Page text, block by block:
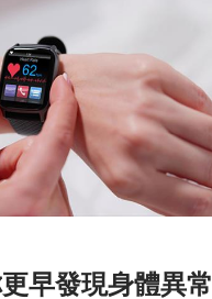
早發現身體異常